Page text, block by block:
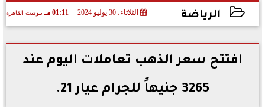
الرياضة الثلاثاء، 30 يوليو 2024 01:11 مـ بتوقيت القاهرة
2024-07-30 13:11:51
افتتح سعر الذهب تعاملات اليوم عند
3265 جنيهاً للجرام عيار 21.